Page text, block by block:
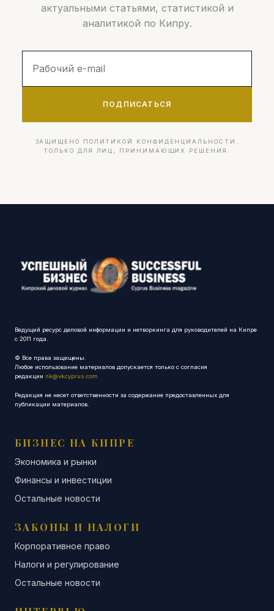
актуальными статьями, статистикой и
аналитикой по Кипру.
ПОДПИСАТЬСЯ
ЗАЩИЩЕНО ПОЛИТИКОЙ КОНФИДЕНЦИАЛЬНОСТИ.
ТОЛЬКО ДЛЯ ЛИЦ, ПРИНИМАЮЩИХ РЕШЕНИЯ.
Ведущий ресурс деловой информации и нетворкинга для руководителей на Кипре
с 2011 года.
© Все права защищены.
Любое использование материалов допускается только с согласия
редакции nk@vkcyprus.com
Редакция не несет ответственности за содержание предоставленных для
публикации материалов.
БИЗНЕС НА КИПРЕ
Экономика и рынки
Финансы и инвестиции
Остальные новости
ЗАКОНЫ И НАЛОГИ
Корпоративное право
Налоги и регулирование
Остальные новости